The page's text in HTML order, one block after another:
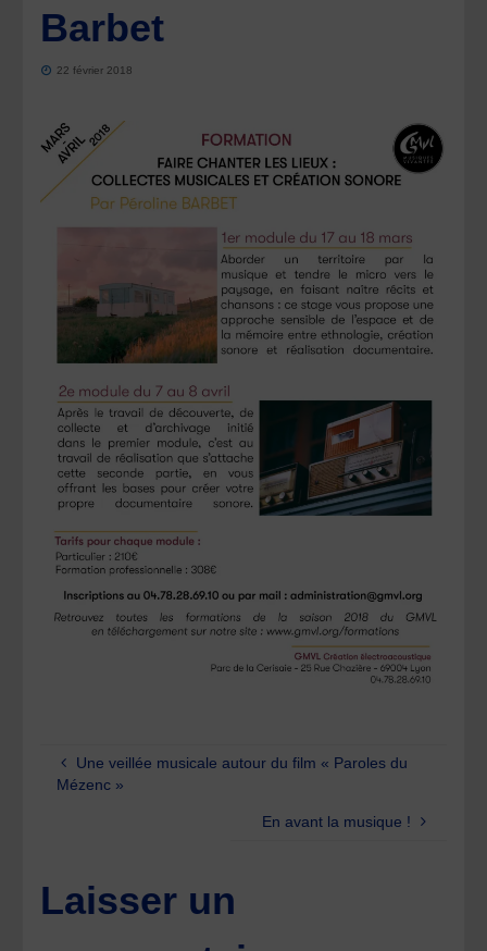
Barbet
22 février 2018
Une veillée musicale autour du film « Paroles du
Mézenc »
En avant la musique !
Laisser un